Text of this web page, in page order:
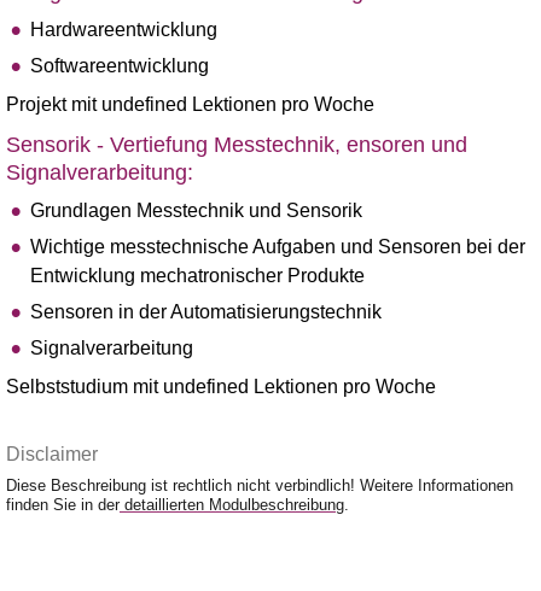
Hardwareentwicklung
Softwareentwicklung
Projekt mit undefined Lektionen pro Woche
Sensorik - Vertiefung Messtechnik, ensoren und
Signalverarbeitung:
Grundlagen Messtechnik und Sensorik
Wichtige messtechnische Aufgaben und Sensoren bei der
Entwicklung mechatronischer Produkte
Sensoren in der Automatisierungstechnik
Signalverarbeitung
Selbststudium mit undefined Lektionen pro Woche
Disclaimer
Diese Beschreibung ist rechtlich nicht verbindlich! Weitere Informationen
finden Sie in der detaillierten Modulbeschreibung.